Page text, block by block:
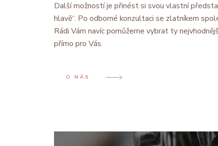
Další možností je přinést si svou vlastní
hlavě“. Po odborné konzultaci se zlatníkem
Rádi Vám navíc pomůžeme vybrat ty
přímo pro Vás.
O NÁS